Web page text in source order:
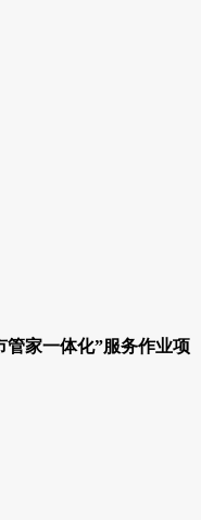
管家一体化”服务作业项